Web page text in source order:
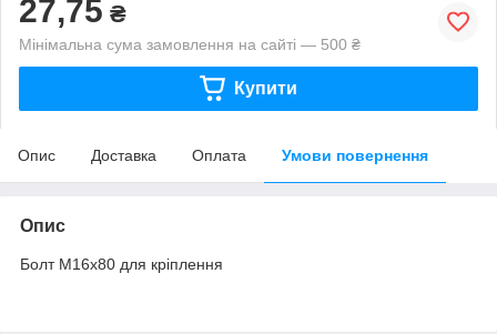
27,75 ₴
Мінімальна сума замовлення на сайті — 500 ₴
Купити
Опис Доставка Оплата Умови повернення
Опис
Болт М16х80 для кріплення